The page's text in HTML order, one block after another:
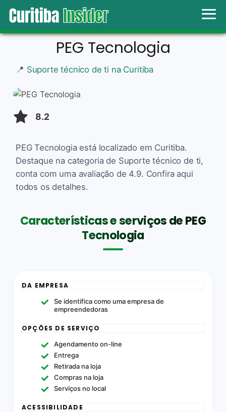
PEG Tecnologia
📍 Suporte técnico de ti na Curitiba
8.2
PEG Tecnologia está localizado em Curitiba.
Destaque na categoria de Suporte técnico de ti,
conta com uma avaliação de 4.9. Confira aqui
todos os detalhes.
Características e serviços de PEG
Tecnologia
DA EMPRESA
Se identifica como uma empresa de
empreendedoras
OPÇÕES DE SERVIÇO
Agendamento on-line
Entrega
Retirada na loja
Compras na loja
Serviços no local
ACESSIBILIDADE